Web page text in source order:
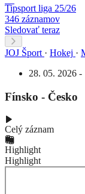
Tipsport liga 25/26
346 záznamov
Sledovať teraz
JOJ Šport · Hokej ·
28. 05. 2026 -
Fínsko - Česko
Celý záznam
Highlight
Highlight